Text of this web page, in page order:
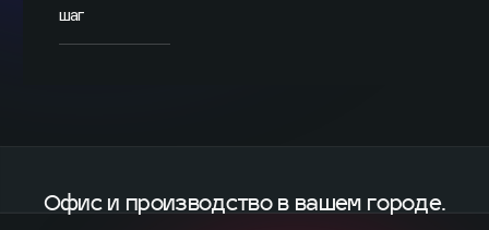
шаг
Офис и производство в вашем городе.